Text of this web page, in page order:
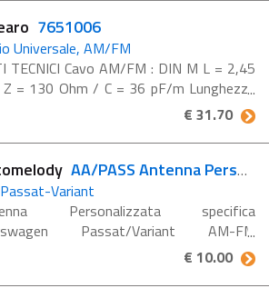
7651006
Universale, AM/FM
TECNICI Cavo AM/FM : DIN M L = 2,45
= 130 Ohm / C = 36 pF/m Lunghezza
: 85 cm Inclinazione asta : 0-90° Misure
(LxB) : 4,2x3,7 Installazione a
: foro 10,2 ...
€ 31.70
AA/PASS Antenna Personalizzata
Variant
Personalizzata specifica
Passat/Variant AM-FM
€ 10.00